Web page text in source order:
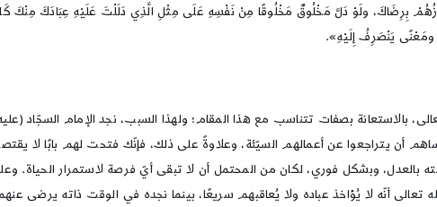
بِرِضَاكَ، ولَوْ دَلَّ مَخْلُوقٌ مَخْلُوقًا مِنْ نَفْسِهِ عَلَى مِثْلِ الَّذِي دَلَلْتَ عَلَيْهِ عِبَادَكَ مِنْكَ كَانَ
يَنْصَرِفُ إِلَيْهِ».
بالاستعانة بصفات تتناسب مع هذا المقام؛ ولهذا السبب، نجد الإمام السجّاد (عليه
أن يتراجعوا عن أعمالهم السيّئة، وعلاوةً على ذلك، فإنّك فتحت لهم بابًا لا
وبشكل فوري، لكان من المحتمل أن لا تبقى أيّ فرصة لاستمرار الحياة.
تعالى أنّه لا يُؤاخذ عباده ولا يُعاقبهم سريعًا، بينما نجده في الوقت ذاته يرضى